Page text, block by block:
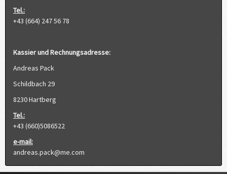
Tel.:
+43 (664) 247 56 78
Kassier und Rechnungsadresse:
Andreas Pack
Schildbach 29
8230 Hartberg
Tel.:
+43 (660)5086522
e-mail:
andreas.pack@me.com